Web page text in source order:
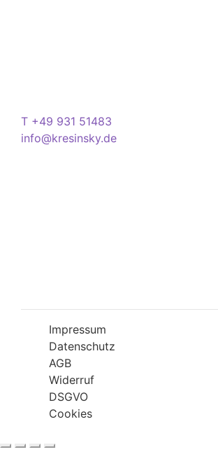
T +49 931 51483
info@kresinsky.de
Impressum
Datenschutz
AGB
Widerruf
DSGVO
Cookies